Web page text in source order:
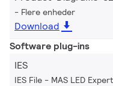
Flere enheder
Download
Software plug-ins
IES
IES File - MAS LED